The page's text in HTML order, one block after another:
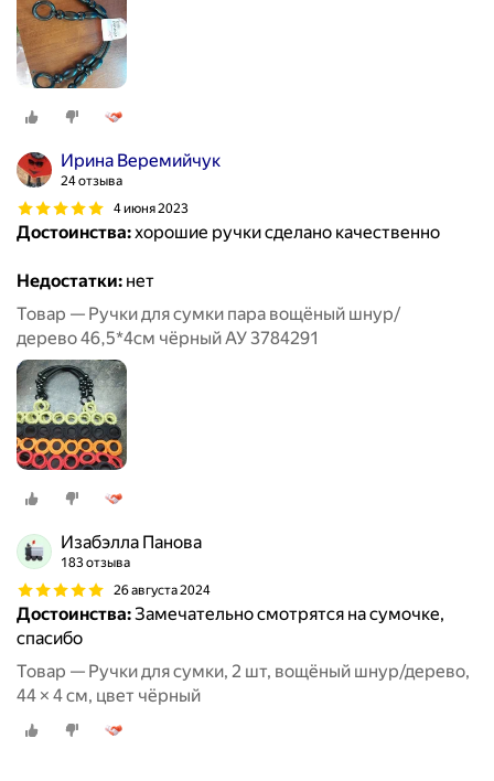
Ирина Веремийчук
24 отзыва
4 июня 2023
Достоинства:хорошие ручки сделано качественно
Недостатки: нет
Товар — Ручки для сумки пара вощёный шнур/
дерево 46,5*4см чёрный АУ 3784291
Изабэлла Панова
183 отзыва
26 августа 2024
Достоинства:Замечательно смотрятся на сумочке,
спасибо
Товар — Ручки для сумки, 2 шт, вощёный шнур/дерево,
44 × 4 см, цвет чёрный